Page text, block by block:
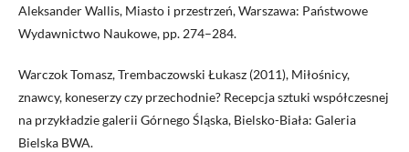
Aleksander Wallis, Miasto i przestrzeń, Warszawa: Państwowe
Wydawnictwo Naukowe, pp. 274–284.
Warczok Tomasz, Trembaczowski Łukasz (2011), Miłośnicy,
znawcy, koneserzy czy przechodnie? Recepcja sztuki współczesnej
na przykładzie galerii Górnego Śląska, Bielsko-Biała: Galeria
Bielska BWA.